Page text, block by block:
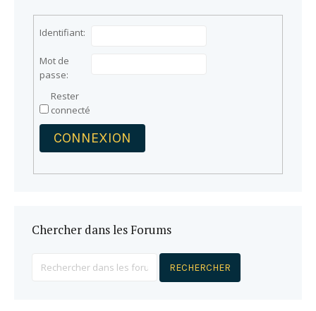
Identifiant:
Mot de
passe:
Rester
connecté
CONNEXION
Chercher dans les Forums